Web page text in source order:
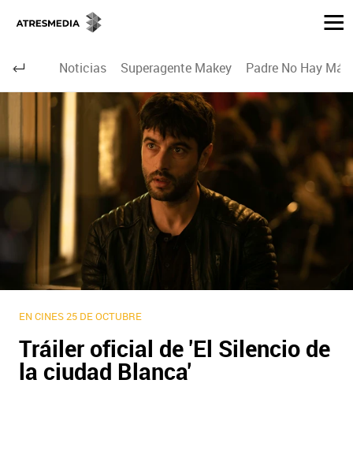
Noticias Superagente Makey Padre No Hay
EN CINES 25 DE OCTUBRE
Tráiler oficial de 'El Silencio de
la ciudad Blanca'